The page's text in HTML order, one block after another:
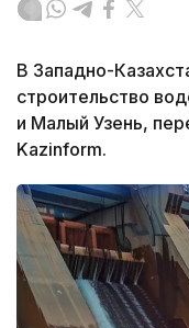
В Западно-
строительство
и Малый Узень,
Kazinform.